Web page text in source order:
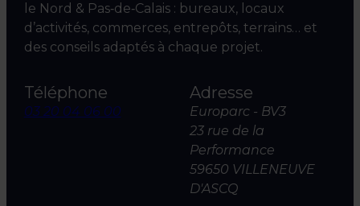
le Nord & Pas‑de‑Calais : bureaux, locaux
d’activités, commerces, entrepôts, terrains… et
des conseils adaptés à chaque projet.
Téléphone
03 20 04 06 00
Adresse
Europarc - BV3
23 rue de la
Performance
59650 VILLENEUVE
D'ASCQ